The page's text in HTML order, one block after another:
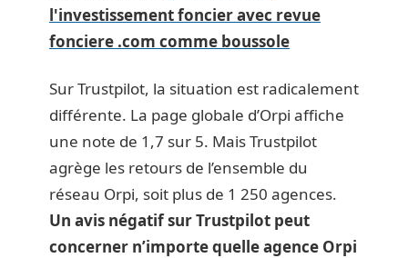
l'investissement foncier avec revue
fonciere .com comme boussole
Sur Trustpilot, la situation est radicalement
différente. La page globale d’Orpi affiche
une note de 1,7 sur 5. Mais Trustpilot
agrège les retours de l’ensemble du
réseau Orpi, soit plus de 1 250 agences.
Un avis négatif sur Trustpilot peut
concerner n’importe quelle agence Orpi